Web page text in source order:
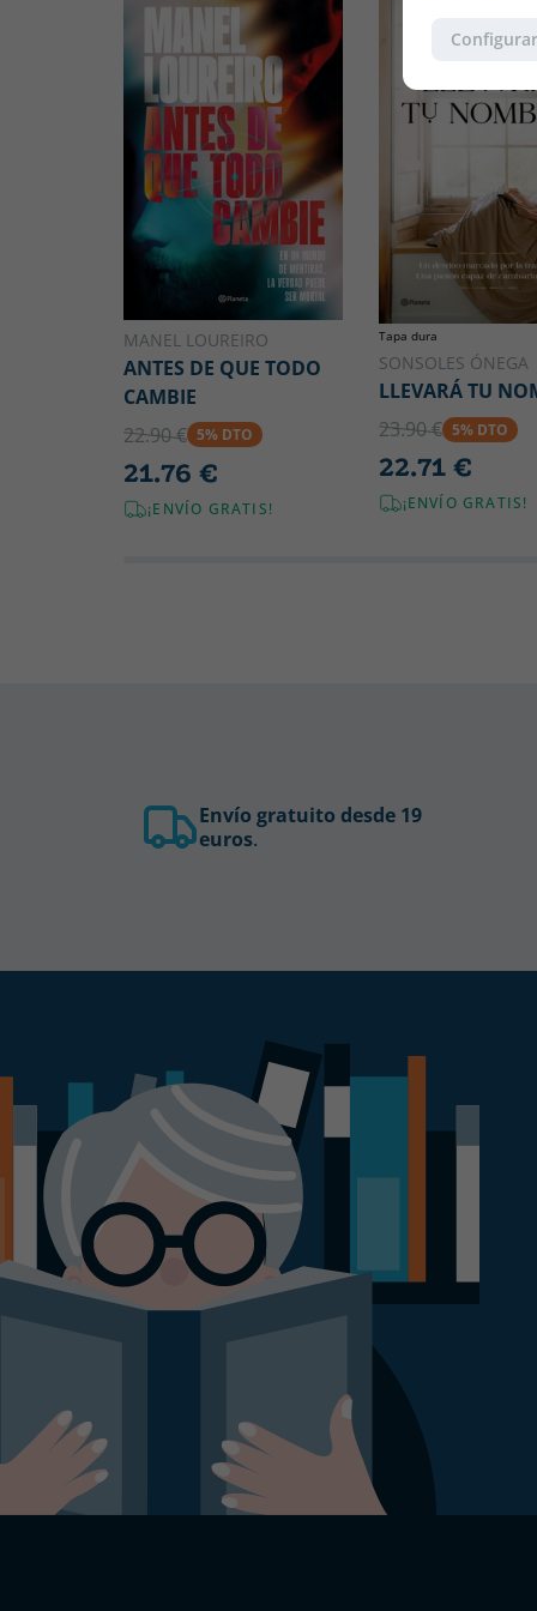
MANEL LOUREIRO
ANTES DE QUE TODO
CAMBIE
22.90 € 5% DTO
21.76 €
¡ENVÍO GRATIS!
Tapa dura
SONSOLES ÓNEGA
LLEVARÁ TU
23.90 € 5% DTO
22.71 €
¡ENVÍO GRATIS!
Envío gratuito desde 19
euros.